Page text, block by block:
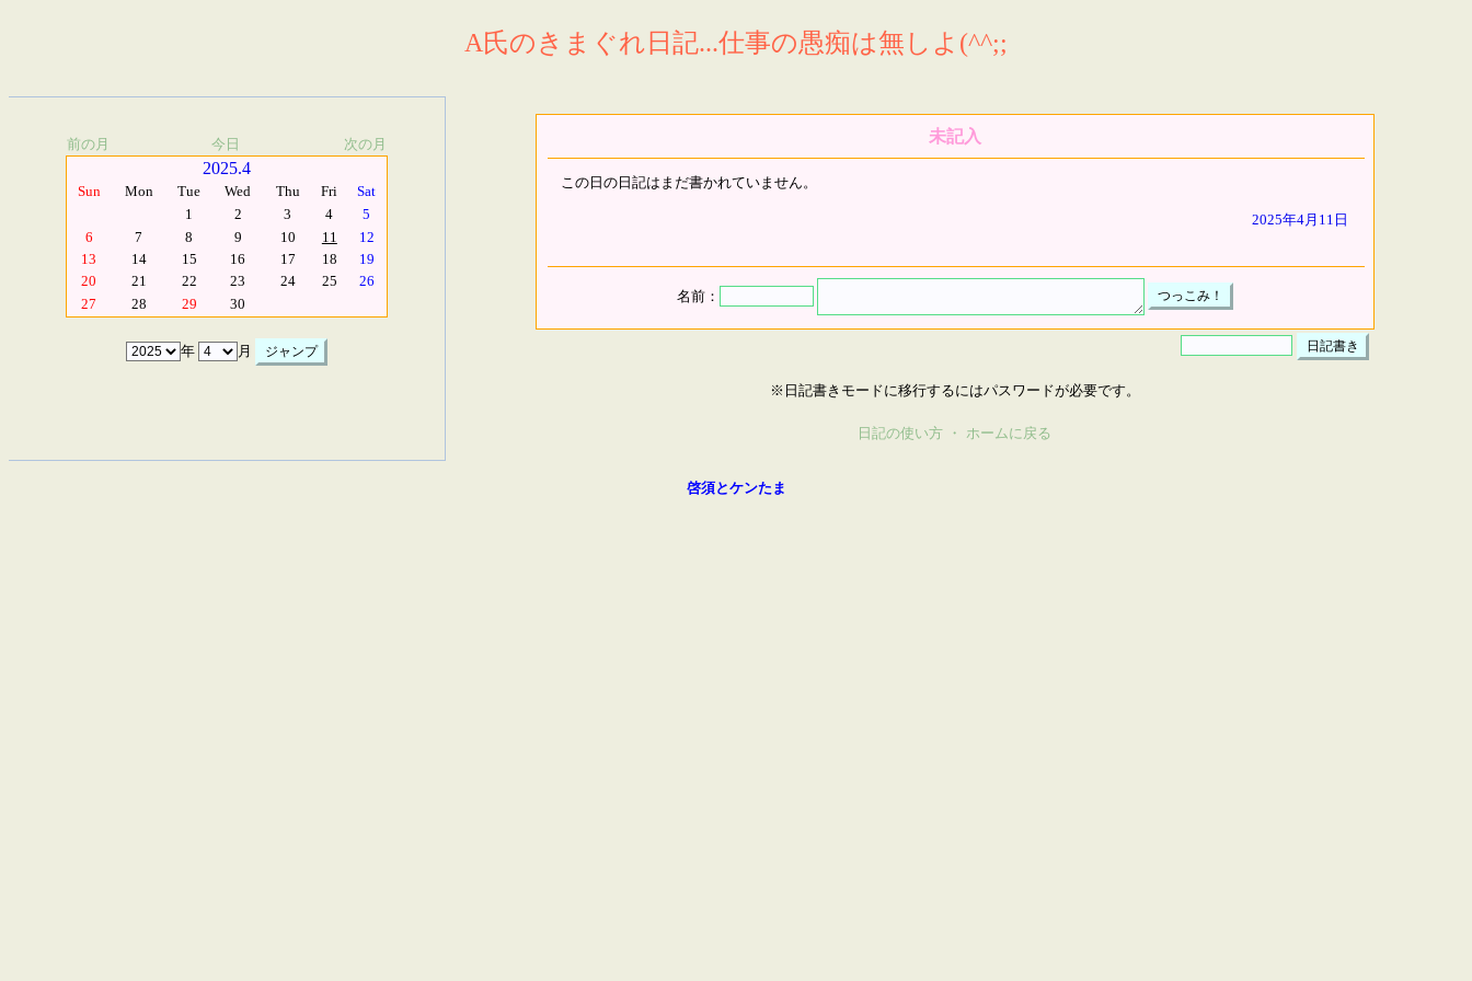
A氏のきまぐれ日記...仕事の愚痴は無しよ(^^;;
前の月 今日 次の月
2025.4
Sun Mon Tue Wed Thu Fri
Sat
1
2 3 4
5
6
7 8 9 10 11
12
13
14 15 16 17 18
19
20
21 22 23 24 25
26
27
28 29 30
年 月
未記入
この日の日記はまだ書かれていません。
2025年4月11日
名前：
※日記書きモードに移行するにはパスワードが必要です。
日記の使い方 ・ ホームに戻る
啓須とケンたま